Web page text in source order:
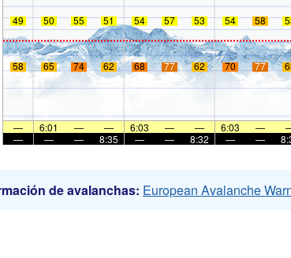
49 50 55 51 54 57 53 54 58
58 65 74 62 68 77 62 70 77
— 6:01 — — 6:03 — — 6:03 —
—
— — 8:35 — — 8:32 — —
de avalanchas: European Avalanche